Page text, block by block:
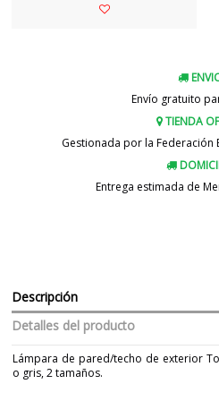
Envío gratuito
TIENDA
Gestionada por la Federación
Entrega estimada de
Descripción
Detalles del producto
Lámpara de pared/techo de exterior
o gris, 2 tamaños.